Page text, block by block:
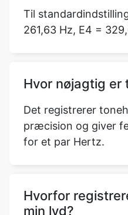
Til
261,63 Hz, E4 =
Hvor nøjagtig er
Det registrerer
præcision og giver
for et par Hertz.
Hvorfor
min lyd?